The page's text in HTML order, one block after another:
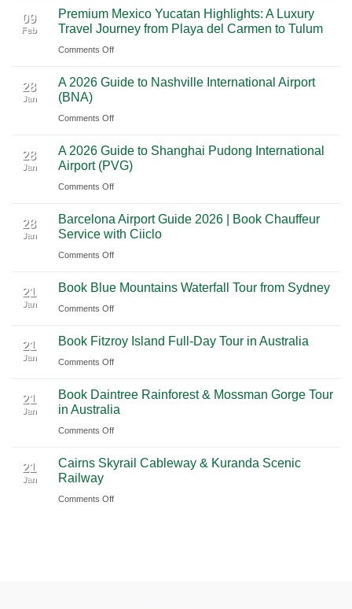
A
Scenic
Road
Through
National
Mexico
City
to
The
Cultural
Across
Southern
Mexico
09
Feb
Premium Mexico Yucatan Highlights: A Luxury
Travel Journey from Playa del Carmen to Tulum
Comments Offon
Mexico
Highlights:
Luxury
Travel
Journey
Playa
del
Carmen
Tulum
28
Jan
A 2026 Guide to Nashville International Airport
(BNA)
Comments Offon
2026
Guide
to
International
Airport
(BNA)
28
Jan
A 2026 Guide to Shanghai Pudong International
Airport (PVG)
Comments Offon
2026
Guide
to
Pudong
International
(PVG)
28
Jan
Barcelona Airport Guide 2026 | Book Chauffeur
Service with Ciiclo
Comments Offon
Airport
Guide
|
Book
Service
with
Ciiclo
21
Jan
Book Blue Mountains Waterfall Tour from Sydney
Comments Offon
Blue
Mountains
Tour
from
Sydney
21
Jan
Book Fitzroy Island Full-Day Tour in Australia
Comments Offon
Fitzroy
Island
Full-
Tour
Australia
21
Jan
Book Daintree Rainforest & Mossman Gorge Tour
in Australia
Comments Offon
Daintree
&
21
Jan
Cairns Skyrail Cableway & Kuranda Scenic
Railway
Comments Offon